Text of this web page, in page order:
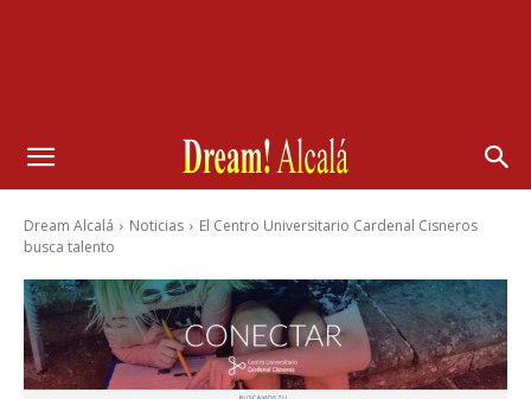
Dream Alcalá Noticias
El Centro Universitario Cardenal Cisneros
busca talento